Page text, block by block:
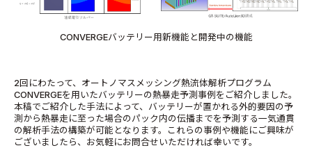
CONVERGEバッテリー用新機能と開発中の機能
2回にわたって、オートノマスメッシング熱流体解析プログラム
CONVERGEを用いたバッテリーの熱暴走予測事例をご紹介しました。
本稿でご紹介した手法によって、バッテリーが置かれる外的要因の予
測から熱暴走に至った場合のパック内の伝播までを予測する一気通貫
の解析手法の構築が可能となります。これらの事例や機能にご興味が
ございましたら、お気軽にお問合せいただければ幸いです。